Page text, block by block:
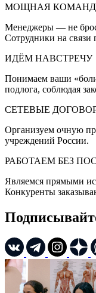
МОЩНАЯ
Менеджеры — не
Сотрудники на
ИДЁМ НАВСТРЕЧУ
Понимаем ваши
подлога, соблюдая
СЕТЕВЫЕ
Организуем очную
учреждений России.
РАБОТАЕМ БЕЗ
Являемся прямыми
Конкуренты